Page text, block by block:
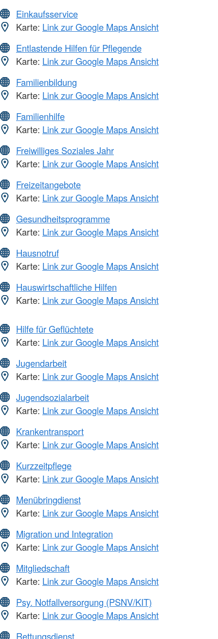
Einkaufsservice
Karte: Link zur Google Maps Ansicht
Entlastende Hilfen für Pflegende
Karte: Link zur Google Maps Ansicht
Familienbildung
Karte: Link zur Google Maps Ansicht
Familienhilfe
Karte: Link zur Google Maps Ansicht
Freiwilliges Soziales Jahr
Karte: Link zur Google Maps Ansicht
Freizeitangebote
Karte: Link zur Google Maps Ansicht
Gesundheitsprogramme
Karte: Link zur Google Maps Ansicht
Hausnotruf
Karte: Link zur Google Maps Ansicht
Hauswirtschaftliche Hilfen
Karte: Link zur Google Maps Ansicht
Hilfe für Geflüchtete
Karte: Link zur Google Maps Ansicht
Jugendarbeit
Karte: Link zur Google Maps Ansicht
Jugendsozialarbeit
Karte: Link zur Google Maps Ansicht
Krankentransport
Karte: Link zur Google Maps Ansicht
Kurzzeitpflege
Karte: Link zur Google Maps Ansicht
Menübringdienst
Karte: Link zur Google Maps Ansicht
Migration und Integration
Karte: Link zur Google Maps Ansicht
Mitgliedschaft
Karte: Link zur Google Maps Ansicht
Psy. Notfallversorgung (PSNV/KIT)
Karte: Link zur Google Maps Ansicht
Rettungsdienst